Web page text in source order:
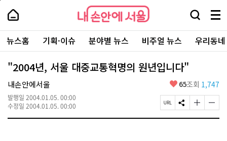
본
로
가
내
손
안
에
서
울
-
서
울
시
대
표
소
내
손
에
울
검
창
열
기
메
뉴
전
체
보
주
요
서
뉴스홈 기획·이슈 분야별 뉴스 비주얼 뉴스 우리동
"2004년, 서울 대중교통혁명의 원년입니다"
내손안에서울
발행일 2004.01.05. 00:00
수정일 2004.01.05. 00:00
좋
요
65조회 1,747
페
이
S
N
글
자
글
자
페
상
단
로